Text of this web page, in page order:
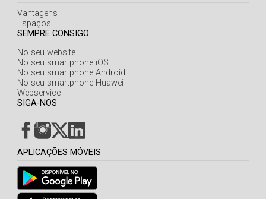
Vantagens
Espaços
SEMPRE CONSIGO
No seu website
No seu smartphone iOS
No seu smartphone Android
No seu smartphone Huawei
Webservice
SIGA-NOS
APLICAÇÕES MÓVEIS